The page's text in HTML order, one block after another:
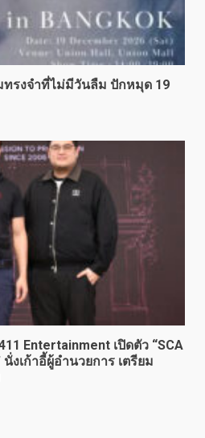
ทรงจำที่ไม่มีวันลืม ปักหมุด 19
Entertainment เปิดตัว “SCA
งเก้าอี้ผู้อำนวยการ เตรียม